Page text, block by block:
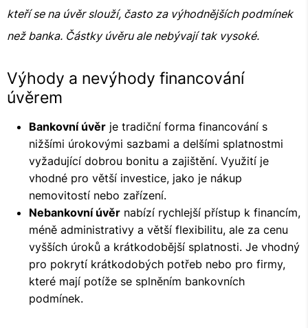
kteří se na úvěr slouží, často za výhodnějších podmínek
než banka. Částky úvěru ale nebývají tak vysoké.
Výhody a nevýhody financování
úvěrem
Bankovní úvěr je tradiční forma financování s
nižšími úrokovými sazbami a delšími splatnostmi
vyžadující dobrou bonitu a zajištění. Využití je
vhodné pro větší investice, jako je nákup
nemovitostí nebo zařízení.
Nebankovní úvěr nabízí rychlejší přístup k financím,
méně administrativy a větší flexibilitu, ale za cenu
vyšších úroků a krátkodobější splatnosti. Je vhodný
pro pokrytí krátkodobých potřeb nebo pro firmy,
které mají potíže se splněním bankovních
podmínek.